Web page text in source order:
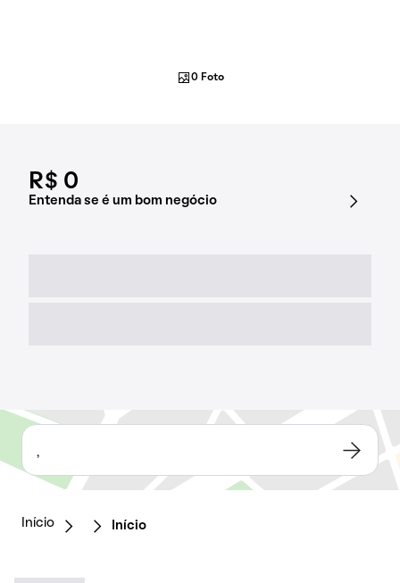
R$ 0
Entenda se é um bom negócio
0 Foto
,
Início Início